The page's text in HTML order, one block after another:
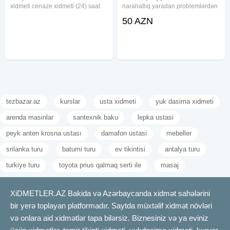
xidmeti cenaze xidmeti (24) saat
narahatlıq yaradan problemlərdən
tərəfindən görülən peşəkar
50 AZN
tezbazar.az kurslar usta xidmeti yuk dasima xidmeti
arenda masinlar santexnik baku lepka ustasi
peyk anten krosna ustası damafon ustasi mebeller
srilanka turu batumi turu ev tikintisi antalya turu
turkiye turu toyota prius qalmaq serti ile masaj
XiDMETLER.AZ Bakida və Azərbaycanda xidmət sahələrini
bir yerə toplayan platformadır. Saytda müxtəlif xidmət növləri
və onlara aid xidmətlər tapa bilərsiz. Biznesiniz və ya eviniz